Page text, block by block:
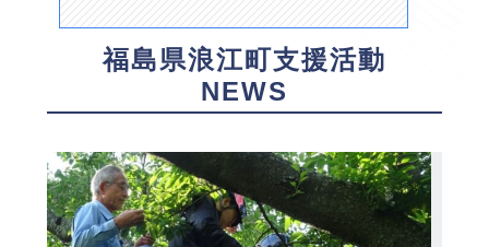
福島県浪江町支援活動
NEWS